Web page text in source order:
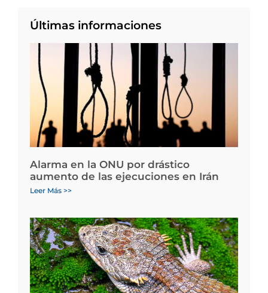
Últimas informaciones
Alarma en la ONU por drástico
aumento de las ejecuciones en Irán
Leer Más >>